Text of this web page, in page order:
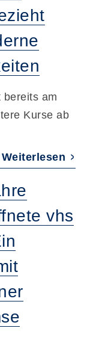
bereits am
Kurse ab
Weiterlesen
vhs